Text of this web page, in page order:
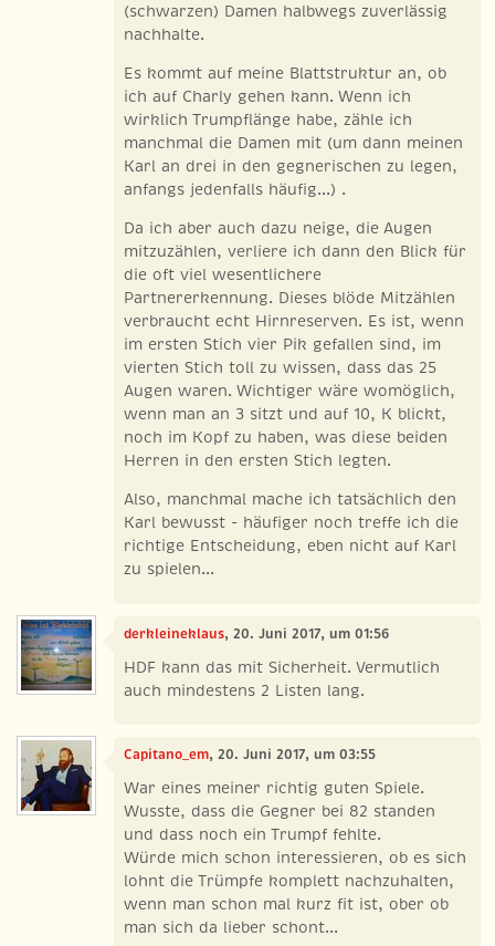
(schwarzen) Damen halbwegs zuverlässig
nachhalte.
Es kommt auf meine Blattstruktur an, ob
ich auf Charly gehen kann. Wenn ich
wirklich Trumpflänge habe, zähle ich
manchmal die Damen mit (um dann meinen
Karl an drei in den gegnerischen zu legen,
anfangs jedenfalls häufig...) .
Da ich aber auch dazu neige, die Augen
mitzuzählen, verliere ich dann den Blick für
die oft viel wesentlichere
Partnererkennung. Dieses blöde Mitzählen
verbraucht echt Hirnreserven. Es ist, wenn
im ersten Stich vier Pik gefallen sind, im
vierten Stich toll zu wissen, dass das 25
Augen waren. Wichtiger wäre womöglich,
wenn man an 3 sitzt und auf 10, K blickt,
noch im Kopf zu haben, was diese beiden
Herren in den ersten Stich legten.
Also, manchmal mache ich tatsächlich den
Karl bewusst - häufiger noch treffe ich die
richtige Entscheidung, eben nicht auf Karl
zu spielen...
derkleineklaus, 20. Juni 2017, um 01:56
HDF kann das mit Sicherheit. Vermutlich
auch mindestens 2 Listen lang.
Capitano_em, 20. Juni 2017, um 03:55
War eines meiner richtig guten Spiele.
Wusste, dass die Gegner bei 82 standen
und dass noch ein Trumpf fehlte.
Würde mich schon interessieren, ob es sich
lohnt die Trümpfe komplett nachzuhalten,
wenn man schon mal kurz fit ist, ober ob
man sich da lieber schont...